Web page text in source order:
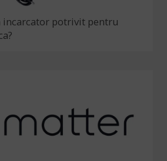
incarcator potrivit pentru